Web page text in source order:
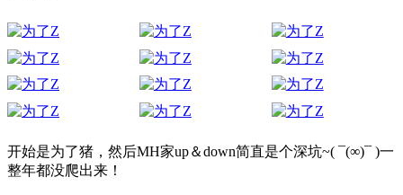
开始是为了猪，然后MH家up＆down简直是个深坑~( ¯(∞)¯ )一
整年都没爬出来！